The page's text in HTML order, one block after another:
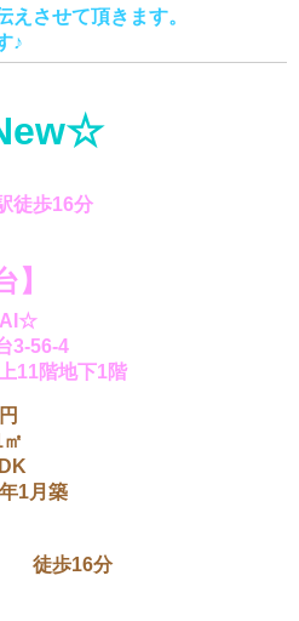
えさせて頂きます。
♪
☆
徒歩16分
】
3-56-4
11階地下1階
月築
徒歩16分